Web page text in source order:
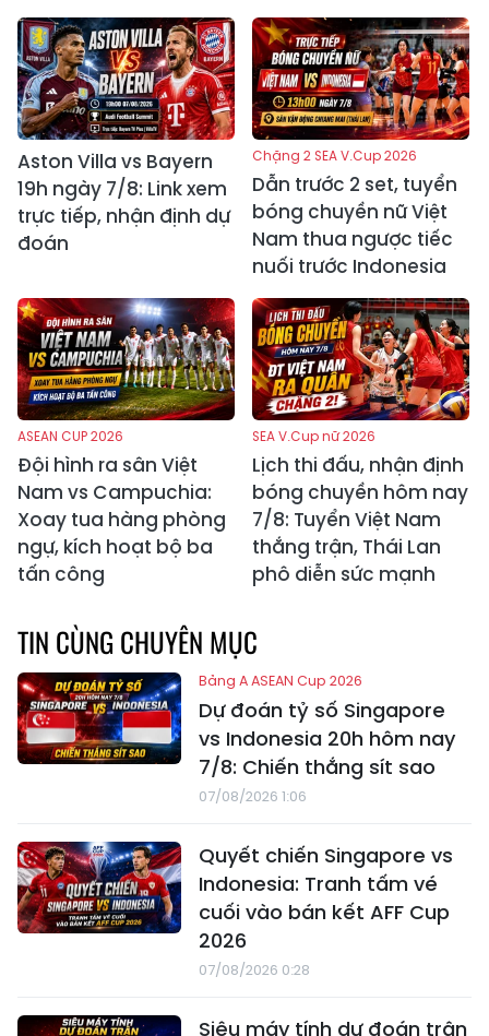
Aston Villa vs Bayern
19h ngày 7/8: Link xem
trực tiếp, nhận định dự
đoán
Chặng 2 SEA V.Cup 2026
Dẫn trước 2 set, tuyển
bóng chuyền nữ Việt
Nam thua ngược tiếc
nuối trước Indonesia
ASEAN CUP 2026
Đội hình ra sân Việt
Nam vs Campuchia:
Xoay tua hàng phòng
ngự, kích hoạt bộ ba
tấn công
SEA V.Cup nữ 2026
Lịch thi đấu, nhận định
bóng chuyền hôm nay
7/8: Tuyển Việt Nam
thắng trận, Thái Lan
phô diễn sức mạnh
TIN CÙNG CHUYÊN MỤC
Bảng A ASEAN Cup 2026
Dự đoán tỷ số Singapore
vs Indonesia 20h hôm nay
7/8: Chiến thắng sít sao
07/08/2026 1:06
Quyết chiến Singapore vs
Indonesia: Tranh tấm vé
cuối vào bán kết AFF Cup
2026
07/08/2026 0:28
Siêu máy tính dự đoán trận